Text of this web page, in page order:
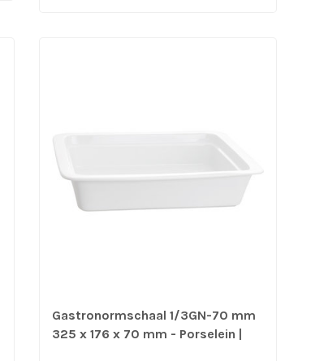
Gastronormschaal 1/3GN-70 mm
325 x 176 x 70 mm - Porselein |